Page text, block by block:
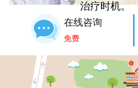
治疗时机。
在线咨询
免费